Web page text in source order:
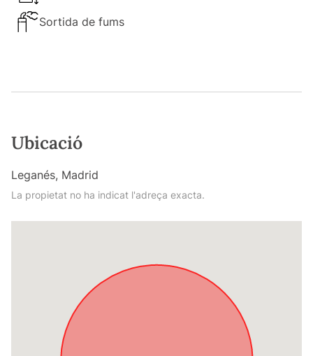
Sortida de fums
Ubicació
Leganés, Madrid
La propietat no ha indicat l'adreça exacta.